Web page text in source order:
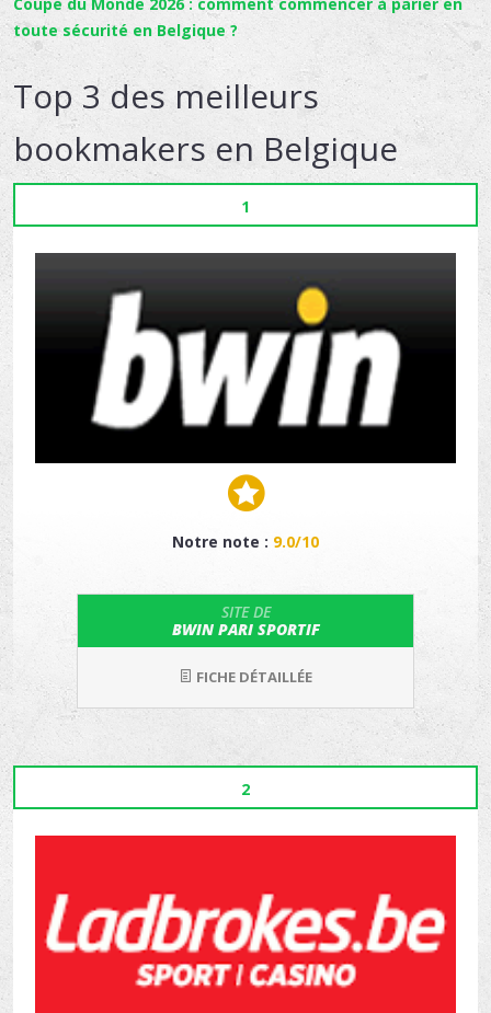
toute sécurité en Belgique ?
Top 3 des meilleurs
bookmakers en Belgique
1
Notre note : 9.0/10
SITE DE
BWIN PARI SPORTIF
FICHE DÉTAILLÉE
2